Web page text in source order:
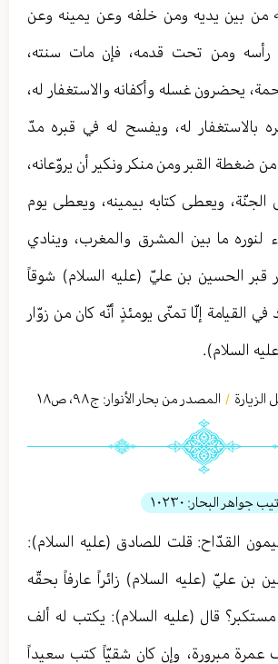
من بين يديه ومن خلفه وعن يمينه وعن
ومن تحت قدمه، فإن مات سنته،
يحضرون غسله وأكفانه والاستغفار له،
بالاستغفار له، ويفسح له في قبره مدّ
من ضغطة القبر ومن منكر ونكير أن يروّعانه،
الجنّة، ويعطى كتابه بيمينه، ويعطى يوم
لنوره ما بين المشرق والمغرب، وينادي
قبر الحسين بن عليّ (عليه السلام) شوقاً
في القيامة إلّا تمنّى يومئذٍ أنّه كان من زوّار
السلام).
الزيارة / المصدر من بحار الأنوار: ج٩٨، ص١٨
جواهر البحار: ١٠٢٣٠
القدّاح: قلت للصادق (عليه السلام):
بن عليّ (عليه السلام) زائراً عارفاً بحقّه
قال (عليه السلام): يكتب له ألف
عمرة مبرورة، وإن كان شقيّاً كتب سعيداً